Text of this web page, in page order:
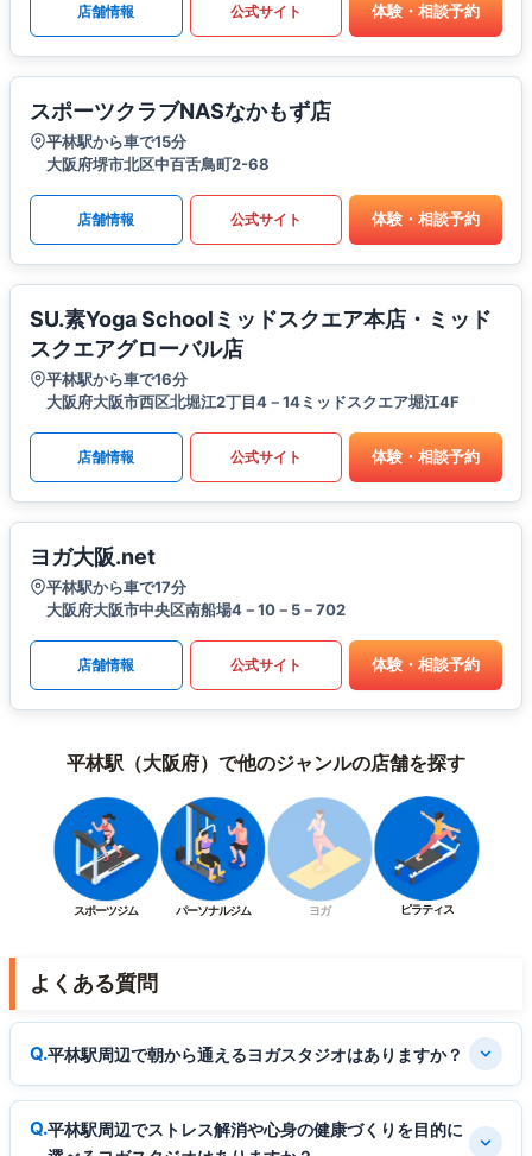
店舗情報 公式サイト 体験・相談予約
スポーツクラブNASなかもず店
平林駅から車で15分
大阪府堺市北区中百舌鳥町2-68
店舗情報 公式サイト 体験・相談予約
SU.素Yoga Schoolミッドスクエア本店・ミッド
スクエアグローバル店
平林駅から車で16分
大阪府大阪市西区北堀江2丁目4－14ミッドスクエア堀江4F
店舗情報 公式サイト 体験・相談予約
ヨガ大阪.net
平林駅から車で17分
大阪府大阪市中央区南船場4－10－5－702
店舗情報 公式サイト 体験・相談予約
平林駅（大阪府）で他のジャンルの店舗を探す
スポーツジム パーソナルジム ヨガ ピラティス
よくある質問
平林駅周辺で朝から通えるヨガスタジオはありますか？
平林駅周辺でストレス解消や心身の健康づくりを目的に